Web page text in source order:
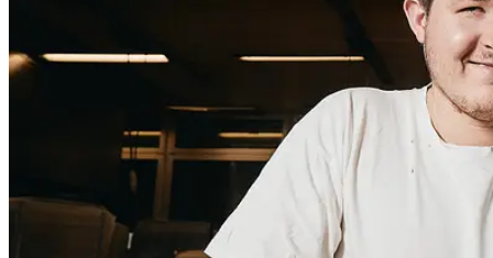
Lifestyle